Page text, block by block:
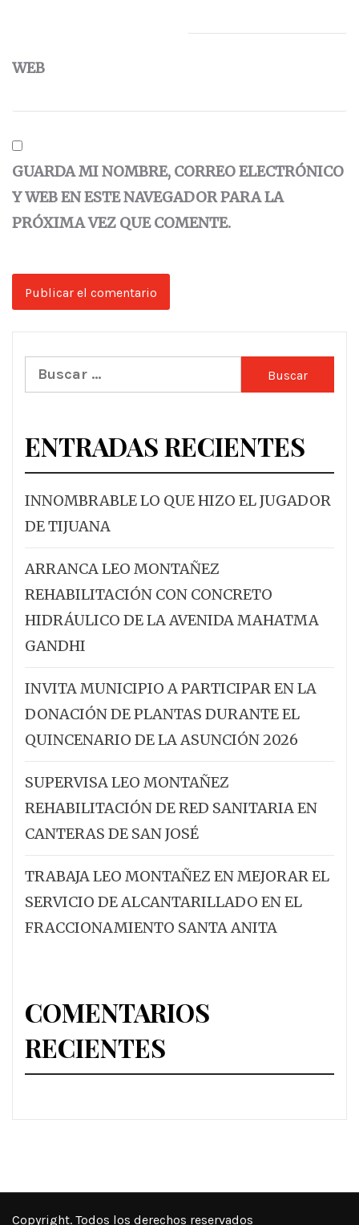
WEB
GUARDA MI NOMBRE, CORREO ELECTRÓNICO
Y WEB EN ESTE NAVEGADOR PARA LA
PRÓXIMA VEZ QUE COMENTE.
Buscar:
ENTRADAS RECIENTES
INNOMBRABLE LO QUE HIZO EL JUGADOR
DE TIJUANA
ARRANCA LEO MONTAÑEZ
REHABILITACIÓN CON CONCRETO
HIDRÁULICO DE LA AVENIDA MAHATMA
GANDHI
INVITA MUNICIPIO A PARTICIPAR EN LA
DONACIÓN DE PLANTAS DURANTE EL
QUINCENARIO DE LA ASUNCIÓN 2026
SUPERVISA LEO MONTAÑEZ
REHABILITACIÓN DE RED SANITARIA EN
CANTERAS DE SAN JOSÉ
TRABAJA LEO MONTAÑEZ EN MEJORAR EL
SERVICIO DE ALCANTARILLADO EN EL
FRACCIONAMIENTO SANTA ANITA
COMENTARIOS
RECIENTES
Copyright. Todos los derechos reservados